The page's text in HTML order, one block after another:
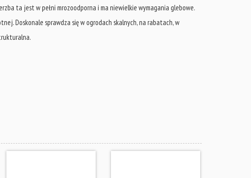
ta jest w pełni mrozoodporna i ma niewielkie wymagania glebowe.
Doskonale sprawdza się w ogrodach skalnych, na rabatach, w